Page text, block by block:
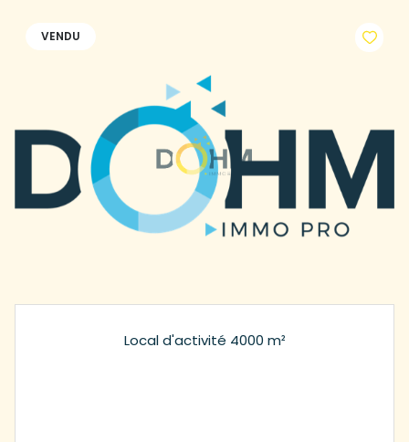
VENDU
Local d'activité 4000 m²